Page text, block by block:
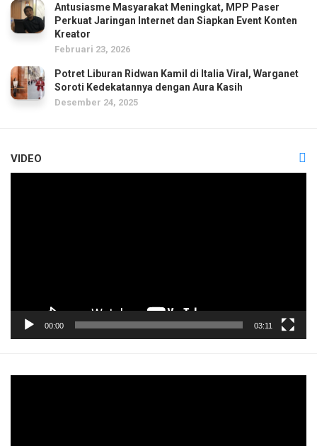
Antusiasme Masyarakat Meningkat, MPP Paser
Perkuat Jaringan Internet dan Siapkan Event Konten
Kreator
Februari 23, 2026
Potret Liburan Ridwan Kamil di Italia Viral, Warganet
Soroti Kedekatannya dengan Aura Kasih
Desember 24, 2025
VIDEO
00:00 03:11